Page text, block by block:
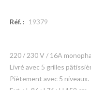
Réf. : 19379
220 / 230 V / 16A
Livré avec 5 grilles
Piètement avec 5 niveaux.